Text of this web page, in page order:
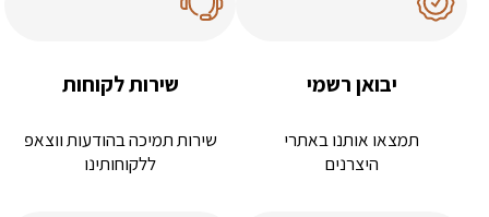
יבואן רשמי
תמצאו אותנו באתרי
היצרנים
שירות לקוחות
שירות תמיכה בהודעות ווצאפ
ללקוחותינו